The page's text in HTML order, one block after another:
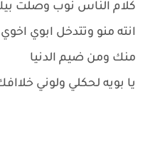
كلام الناس نوب وصلت
انته منو وتتدخل ابوي
منك ومن ضيم الدنيا
يا بويه لحكلي ولوني